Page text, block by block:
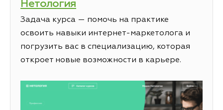
Нетология
Задача курса — помочь на практике
освоить навыки интернет-маркетолога и
погрузить вас в специализацию, которая
откроет новые возможности в карьере.